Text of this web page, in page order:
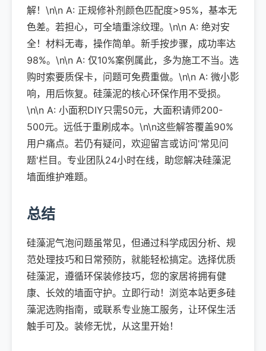
解！\n\n A: 正规修补剂颜色匹配度>95%，基本无
色差。若担心，可全墙重涂纹理。\n\n A: 绝对安
全！材料无毒，操作简单。新手按步骤，成功率达
98%。\n\n A: 仅10%案例属此，多为施工不当。选
购时索要质保卡，问题可免费重做。\n\n A: 微小影
响，用后恢复。硅藻泥的核心环保作用不受损。
\n\n A: 小面积DIY只需50元，大面积请师200-
500元。远低于重刷成本。\n\n这些解答覆盖90%
用户痛点。若仍有疑问，欢迎留言或访问'常见问
题'栏目。专业团队24小时在线，助您解决硅藻泥
墙面维护难题。
总结
硅藻泥气泡问题虽常见，但通过科学成因分析、规
范处理技巧和日常预防，就能轻松搞定。选择优质
硅藻泥，遵循环保装修技巧，您的家居将拥有健
康、长效的墙面守护。立即行动！浏览本站更多硅
藻泥选购指南，或联系专业施工服务，让环保生活
触手可及。装修无忧，从这里开始！